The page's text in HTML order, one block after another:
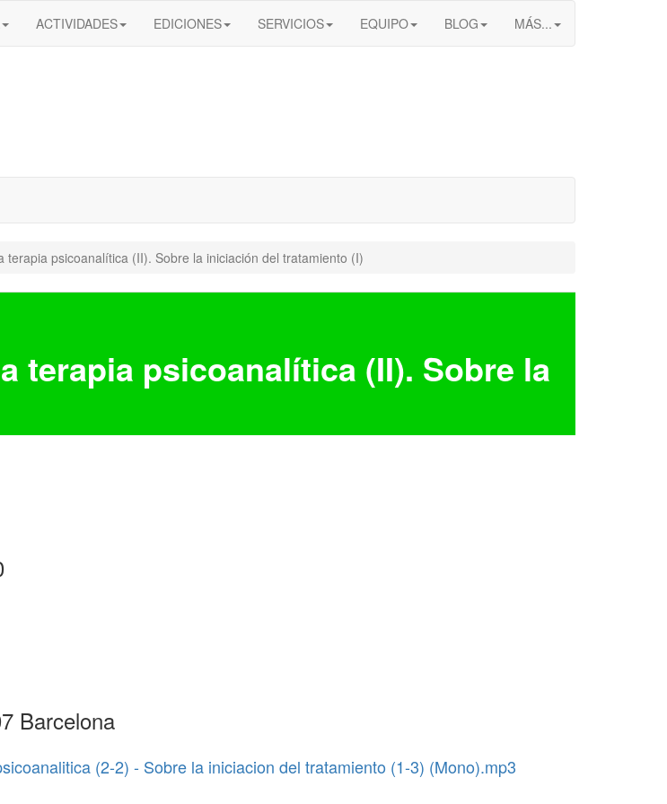
ACTIVIDADES EDICIONES SERVICIOS EQUIPO BLOG MÁS...
terapia psicoanalítica (II). Sobre la iniciación del tratamiento (I)
terapia psicoanalítica (II). Sobre la
Barcelona
(2-2) - Sobre la iniciacion del tratamiento (1-3) (Mono).mp3